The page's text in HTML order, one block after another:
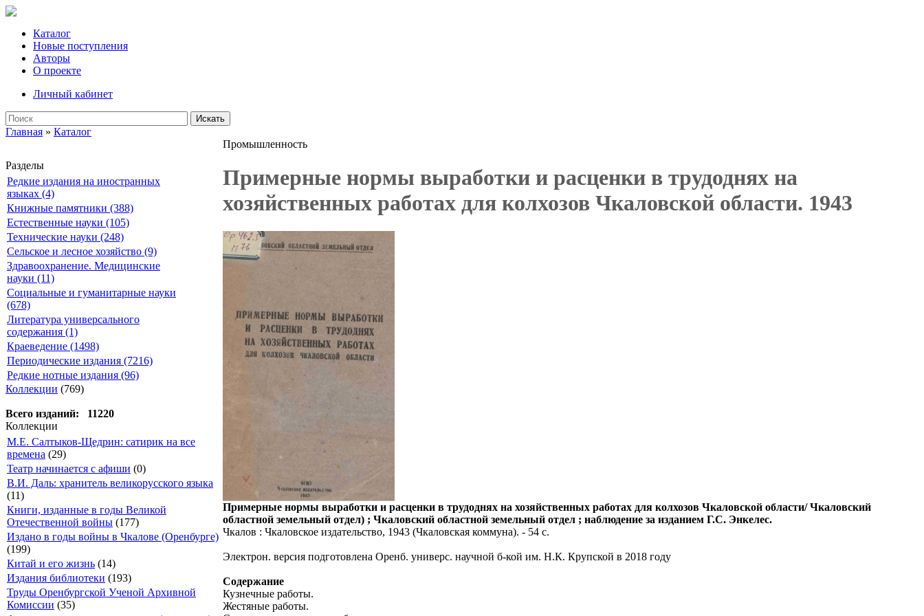
Каталог
Новые поступления
Авторы
О проекте
Личный кабинет
Искать
Главная » Каталог
Разделы
Редкие издания на иностранных
языках (4)
Книжные памятники (388)
Естественные науки (105)
Технические науки (248)
Сельское и лесное хозяйство (9)
Здравоохранение. Медицинские
науки (11)
Социальные и гуманитарные науки
(678)
Литература универсального
содержания (1)
Краеведение (1498)
Периодические издания (7216)
Редкие нотные издания (96)
Коллекции (769)
Всего изданий: 11220
Коллекции
М.Е. Салтыков-Щедрин: сатирик на все
времена (29)
Театр начинается с афиши (0)
В.И. Даль: хранитель великорусского языка
(11)
Книги, изданные в годы Великой
Отечественной войны (177)
Издано в годы войны в Чкалове (Оренбурге)
(199)
Китай и его жизнь (14)
Издания библиотеки (193)
Труды Оренбургской Ученой Архивной
Комиссии (35)
Промышленность
Примерные нормы выработки и расценки в трудоднях на
хозяйственных работах для колхозов Чкаловской области. 1943
Примерные нормы выработки и расценки в трудоднях на хозяйственных работах для колхозов Чкаловской области/ Чкаловский
областной земельный отдел) ; Чкаловский областной земельный отдел ; наблюдение за изданием Г.С. Энкелес.
Чкалов : Чкаловское издательство, 1943 (Чкаловская коммуна). - 54 с.
Электрон. версия подготовлена Оренб. универс. научной б-кой им. Н.К. Крупской в 2018 году
Содержание
Кузнечные работы.
Жестяные работы.